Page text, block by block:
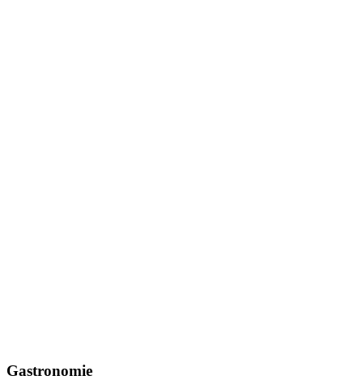
Gastronomie